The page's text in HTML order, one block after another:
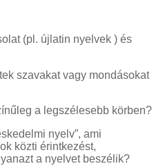
(pl. újlatin nyelvek ) és
szavakat vagy mondásokat
a legszélesebb körben?
nyelv”, ami
közti érintkezést,
a nyelvet beszélik?